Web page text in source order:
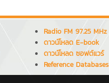
Radio FM 97.25 MHz
ดาวน์โหลด E-book
ดาวน์โหลด ซอฟต์แวร์
Reference Databases